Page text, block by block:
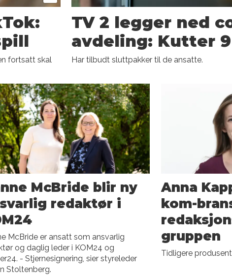
fortsatt skal
TV 2 legger ned
avdeling: Kutter
Har tilbudt sluttpakker til de ansatte.
McBride blir ny
redaktør i
McBride er ansatt som ansvarlig
og daglig leder i KOM24 og
- Stjernesignering, sier styreleder
Stoltenberg.
Anna
kom-
gruppen
Tidligere